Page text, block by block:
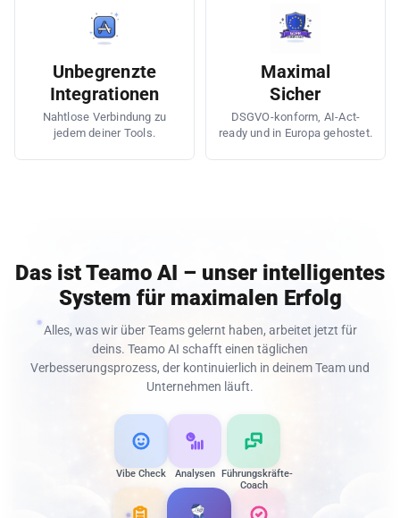
Unbegrenzte
Integrationen
Nahtlose Verbindung zu
jedem deiner Tools.
Maximal
Sicher
DSGVO-konform, AI-Act-
ready und in Europa gehostet.
Das ist Teamo AI – unser intelligentes
System für maximalen Erfolg
Alles, was wir über Teams gelernt haben, arbeitet jetzt für
deins. Teamo AI schafft einen täglichen
Verbesserungsprozess, der kontinuierlich in deinem Team und
Unternehmen läuft.
Vibe Check Analysen Führungskräfte-
Coach